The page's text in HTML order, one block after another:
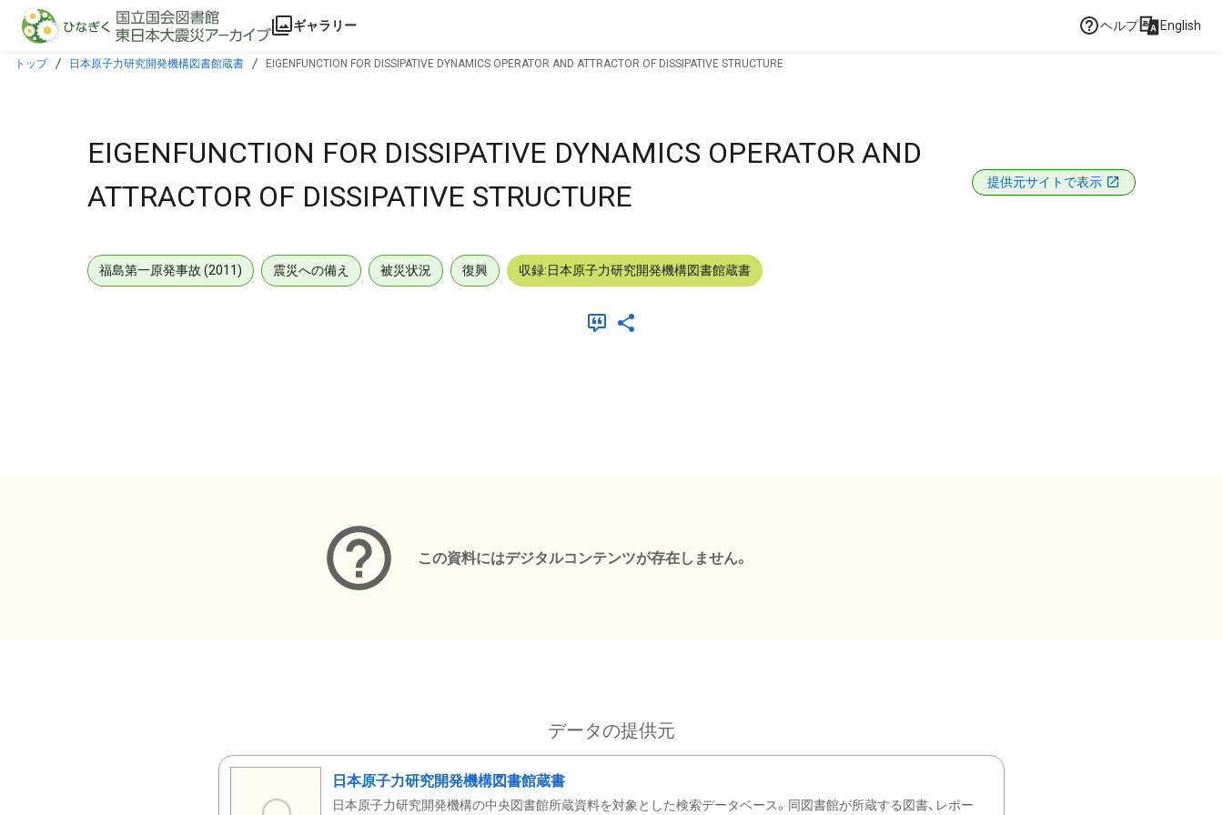
本文に飛ぶ
ギャラリー ヘルプ English
トップ 日本原子力研究開発機構図書館蔵書 EIGENFUNCTION FOR DISSIPATIVE DYNAMICS OPERATOR AND ATTRACTOR OF DISSIPATIVE STRUCTURE
EIGENFUNCTION FOR DISSIPATIVE DYNAMICS OPERATOR AND
ATTRACTOR OF DISSIPATIVE STRUCTURE
提供元サイトで表示
福島第一原発事故 (2011) 震災への備え 被災状況 復興 収録:日本原子力研究開発機構図書館蔵書
この資料にはデジタルコンテンツが存在しません。
データの提供元
日本原子力研究開発機構図書館蔵書
日本原子力研究開発機構の中央図書館所蔵資料を対象とした検索データベース。同図書館が所蔵する図書、レポー